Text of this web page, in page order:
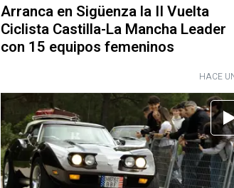
Arranca en Sigüenza la II Vuelta
Ciclista Castilla-La Mancha Leader
con 15 equipos femeninos
HACE